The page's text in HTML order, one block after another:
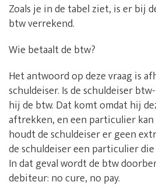
Zoals je in de tabel ziet, is er bij
btw verrekend.
Wie betaalt de btw?
Het antwoord op deze vraag is
schuldeiser. Is de schuldeiser
hij de btw. Dat komt omdat hij
aftrekken, en een particulier
houdt de schuldeiser er geen
de schuldeiser een particulier
In dat geval wordt de btw
debiteur: no cure, no pay.